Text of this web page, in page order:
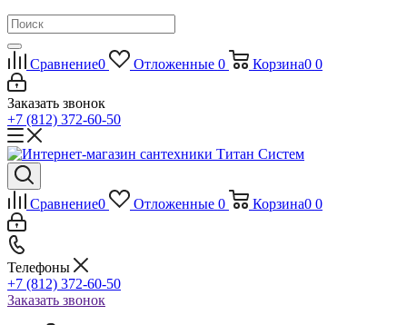
Сравнение0 Отложенные 0 Корзина0 0
Заказать звонок
+7 (812) 372-60-50
Сравнение0 Отложенные 0 Корзина0 0
Телефоны
+7 (812) 372-60-50
Заказать звонок